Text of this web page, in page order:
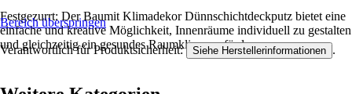
Festgezurrt: Der Baumit Klimadekor Dünnschichtdeckputz bietet eine
einfache und kreative Möglichkeit, Innenräume individuell zu gestalten
und gleichzeitig ein gesundes Raumklima zu fördern.
Bereich überspringen
Verantwortlich für Produktsicherheit: Siehe Herstellerinformationen .